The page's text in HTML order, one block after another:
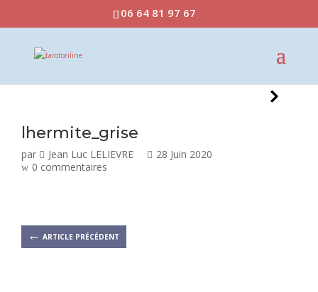
06 64 81 97 67
lhermite_grise
par Jean Luc LELIEVRE
28 Juin 2020
0 commentaires
← ARTICLE PRÉCÉDENT